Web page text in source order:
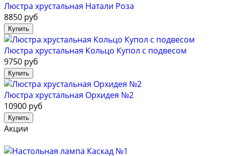
Люстра хрустальная Натали Роза
8850 руб
Люстра хрустальная Кольцо Купол с подвесом
9750 руб
Люстра хрустальная Орхидея №2
10900 руб
Акции